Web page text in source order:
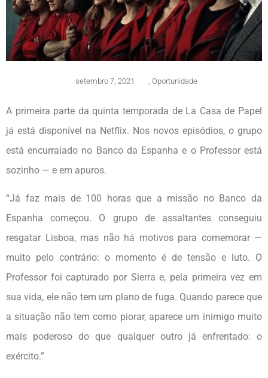
setembro 7, 2021 Oportunidade
A primeira parte da quinta temporada de La Casa de Papel
já está disponível na Netflix. Nos novos episódios, o grupo
está encurralado no Banco da Espanha e o Professor está
sozinho — e em apuros.
“Já faz mais de 100 horas que a missão no Banco da
Espanha começou. O grupo de assaltantes conseguiu
resgatar Lisboa, mas não há motivos para comemorar —
muito pelo contrário: o momento é de tensão e luto. O
Professor foi capturado por Sierra e, pela primeira vez em
sua vida, ele não tem um plano de fuga. Quando parece que
a situação não tem como piorar, aparece um inimigo muito
mais poderoso do que qualquer outro já enfrentado: o
exército.”